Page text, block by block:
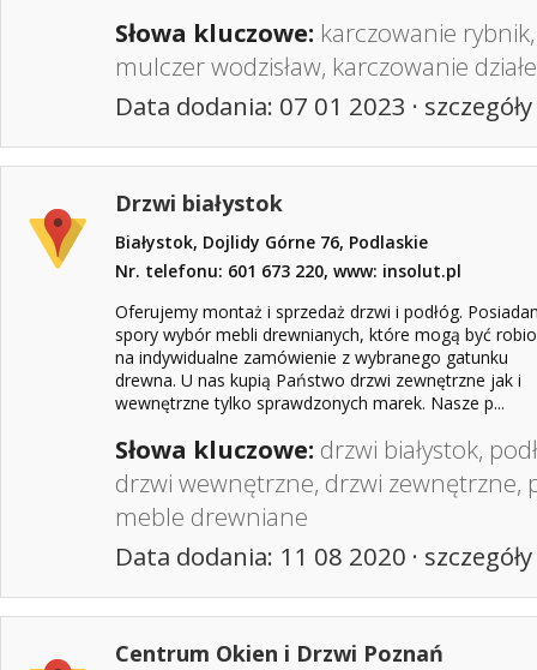
Słowa kluczowe: karczowanie rybnik
mulczer wodzisław, karczowanie
Data dodania: 07 01 2023 ·
Drzwi białystok
Białystok, Dojlidy Górne 76, Podlaskie
Nr. telefonu: 601 673 220, www: insolut.pl
Oferujemy montaż i sprzedaż drzwi i podłóg.
spory wybór mebli drewnianych, które mogą być
na indywidualne zamówienie z wybranego gatunku
drewna. U nas kupią Państwo drzwi zewnętrzne jak i
wewnętrzne tylko sprawdzonych marek. Nasze p...
Słowa kluczowe: drzwi białystok,
drzwi wewnętrzne, drzwi zewnętrzne,
meble drewniane
Data dodania: 11 08 2020 ·
Centrum Okien i Drzwi Poznań